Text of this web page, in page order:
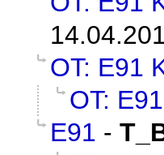
OT: E91
OT:
E91 -